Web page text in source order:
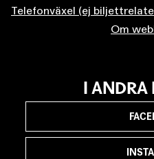
Telefonväxel (ej
Om
I ANDRA